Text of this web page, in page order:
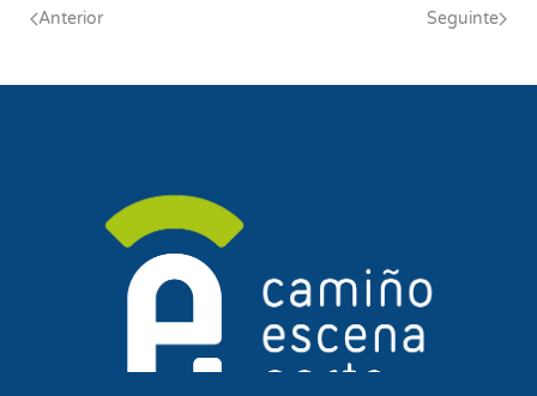
Anterior Seguinte